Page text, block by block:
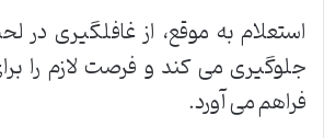
استعلام به موقع، از غافلگیری در
جلوگیری می کند و فرصت لازم را
فراهم می آورد.